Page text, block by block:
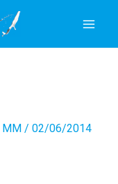
MM / 02/06/2014